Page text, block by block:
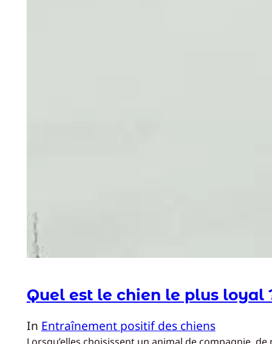
Quel est le chien le plus loyal
In Entraînement positif des chiens